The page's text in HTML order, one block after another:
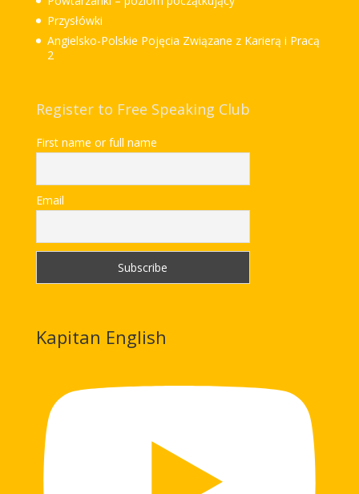
Przysłówki
Angielsko-Polskie Pojęcia Związane z Karierą i Pracą
2
Register to Free Speaking Club
First name or full name
Email
Kapitan English